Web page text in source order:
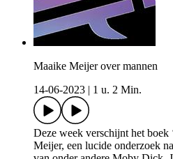
Maaike Meijer over mannen
14-06-2023
1 u. 2 Min.
Deze week verschijnt het boek
Meijer, een lucide onderzoek